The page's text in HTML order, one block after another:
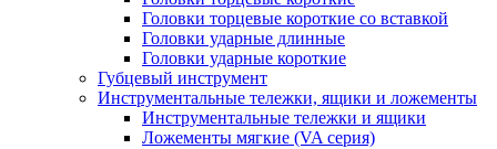
Головки торцевые короткие со вставкой
Головки ударные длинные
Головки ударные короткие
Губцевый инструмент
Инструментальные тележки, ящики и ложементы
Инструментальные тележки и ящики
Ложементы мягкие (VA серия)